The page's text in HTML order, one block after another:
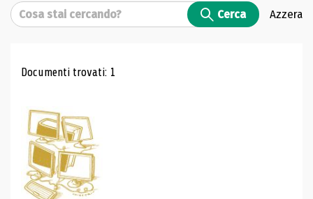
Cerca Cerca Azzera
Risultati di ricerca
Documenti trovati: 1